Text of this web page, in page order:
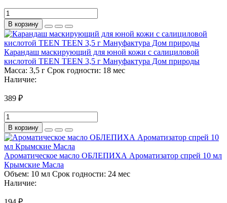
В корзину
Карандаш маскирующий для юной кожи с салициловой
кислотой TEEN TEEN 3,5 г Мануфактура Дом природы
Масса: 3,5 г Срок годности: 18 мес
Наличие:
389 ₽
В корзину
Ароматическое масло ОБЛЕПИХА Ароматизатор спрей 10 мл
Крымские Масла
Объем: 10 мл Срок годности: 24 мес
Наличие: